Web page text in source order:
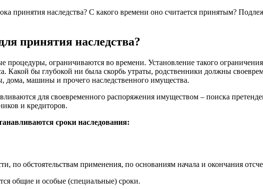
принятия наследства? С какого времени оно считается принятым?
принятия наследства?
процедуры, ограничиваются во времени. Установление такого
Какой бы глубокой ни была скорбь утраты, родственники должны
дома, машины и прочего наследственного имущества.
для своевременного распоряжения имуществом – поиска
и кредиторов.
сроки наследования:
по обстоятельствам применения, по основаниям начала и окончания
общие и особые (специальные) сроки.